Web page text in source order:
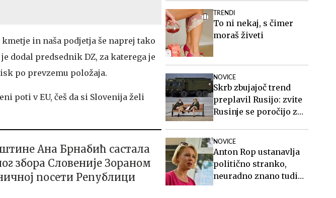
in naša podjetja še naprej tako
dodal predsednik DZ, za katerega je
po prevzemu položaja.
poti v EU, češ da si Slovenija želi
Ана Брнабић састала
збора Словеније Зораном
посети Републици
TRENDI
To ni nekaj, s čimer
moraš živeti
NOVICE
Skrb zbujajoč trend
preplavil Rusijo: zvite
Rusinje se poročijo z
poberejo ves denar
NOVICE
Anton Rop ustanavlja
politično stranko,
neuradno znano tudi